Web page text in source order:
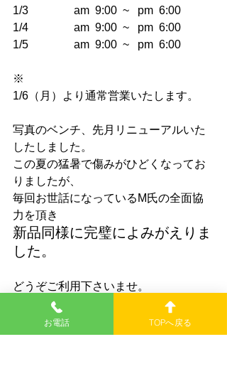
1/3　　　　am  9:00  ~   pm  6:00
1/4　　　　am  9:00  ~   pm  6:00
1/5　　　　am  9:00  ~   pm  6:00
※
1/6（月）より通常営業いたします。
写真のベンチ、先月リニューアルいた
したしました。
この夏の猛暑で傷みがひどくなってお
りましたが、
毎回お世話になっているM氏の全面協
力を頂き
新品同様に完璧によみがえりま
した。
どうぞご利用下さいませ。
お電話 TOPへ戻る